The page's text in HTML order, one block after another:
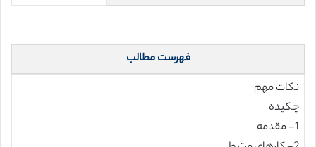
فهرست مطالب
نکات مهم
چکیده
1- مقدمه